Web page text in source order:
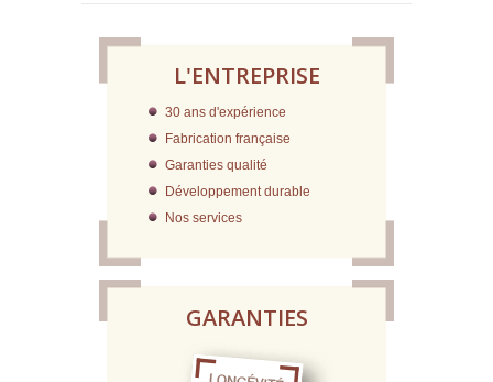
L'ENTREPRISE
30 ans d'expérience
Fabrication française
Garanties qualité
Développement durable
Nos services
GARANTIES